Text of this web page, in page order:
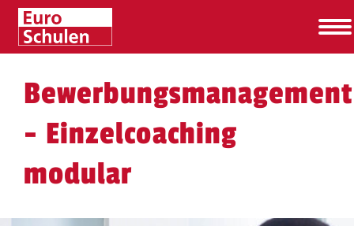
Bewerbungsmanagement
- Einzelcoaching
modular